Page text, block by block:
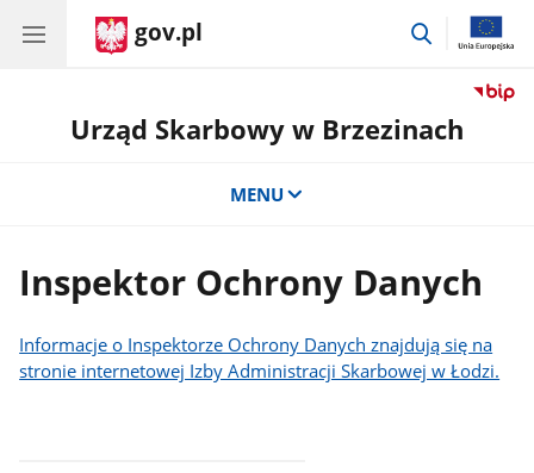
gov.pl
przejdź
Urząd Skarbowy w Brzezinach
MENU
Inspektor Ochrony Danych
Informacje o Inspektorze Ochrony Danych znajdują się na
stronie internetowej Izby Administracji Skarbowej w Łodzi.